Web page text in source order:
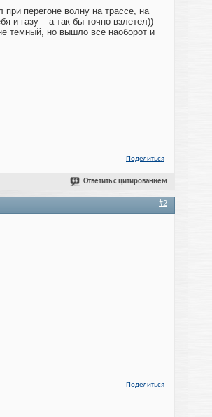
перегоне волну на трассе, на
и газу – а так бы точно взлетел))
темный, но вышло все наоборот и
Поделиться
Ответить с цитированием
#2
Поделиться